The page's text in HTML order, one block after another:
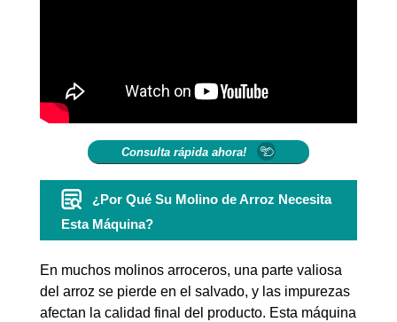
Consulta rápida ahora!
¿Por Qué Su Molino de Arroz Necesita
Esta Máquina?
En muchos molinos arroceros, una parte valiosa
del arroz se pierde en el salvado, y las impurezas
afectan la calidad final del producto. Esta máquina